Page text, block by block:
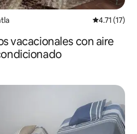
Calificación
4.71 (17)
vacacionales con aire